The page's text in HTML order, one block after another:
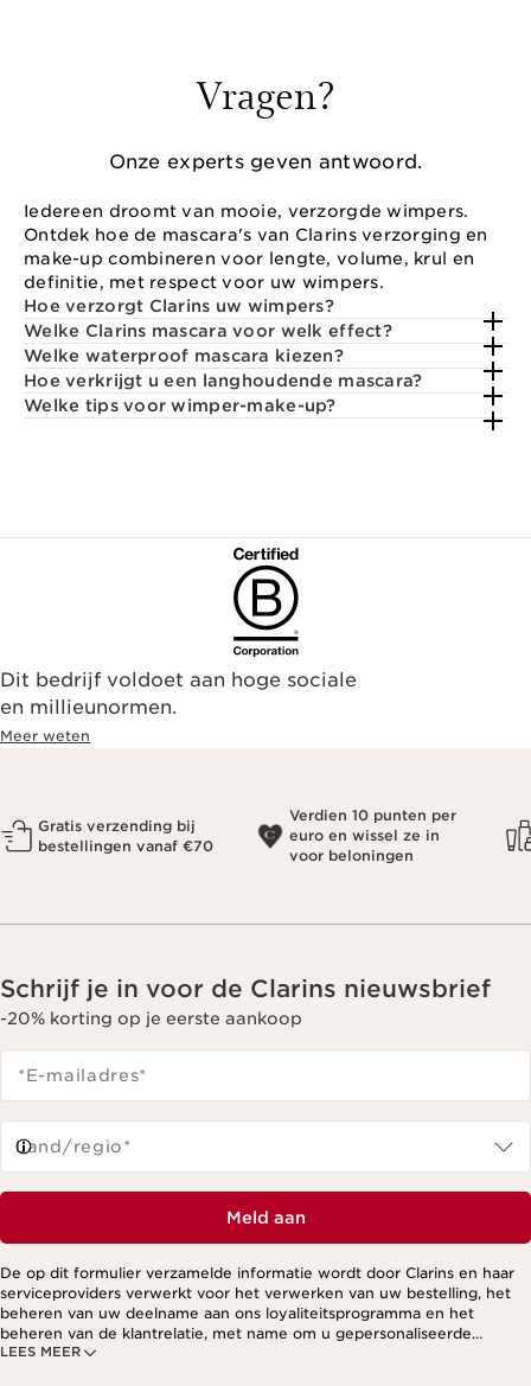
Vragen?
Onze experts geven antwoord.
Iedereen droomt van mooie, verzorgde wimpers.
Ontdek hoe de mascara's van Clarins verzorging en
make-up combineren voor lengte, volume, krul en
definitie, met respect voor uw wimpers.
Hoe verzorgt Clarins uw wimpers?
Welke Clarins mascara voor welk effect?
Welke waterproof mascara kiezen?
Hoe verkrijgt u een langhoudende mascara?
Welke tips voor wimper-make-up?
Dit bedrijf voldoet aan hoge sociale
en millieunormen.
Meer weten
Gratis verzending bij
bestellingen vanaf €70
Verdien 10 punten per
euro en wissel ze in
voor beloningen
Schrijf je in voor de Clarins nieuwsbrief
-20% korting op je eerste aankoop
*E-mailadres*
Land/regio*
Meld aan
LEES MEER
De op dit formulier verzamelde informatie wordt door Clarins en haar
serviceproviders verwerkt voor het verwerken van uw bestelling, het
beheren van uw deelname aan ons loyaliteitsprogramma en het
beheren van de klantrelatie, met name om u gepersonaliseerde
aanbiedingen te kunnen sturen op basis van uw eerdere aankopen en